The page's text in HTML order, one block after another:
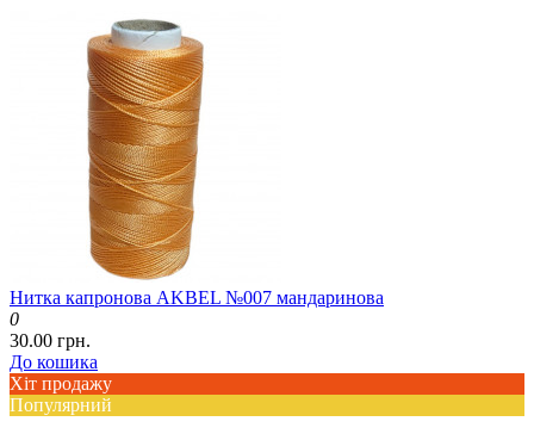
Нитка капронова AKBEL №007 мандаринова
0
30.00 грн.
До кошика
Хіт продажу
Популярний